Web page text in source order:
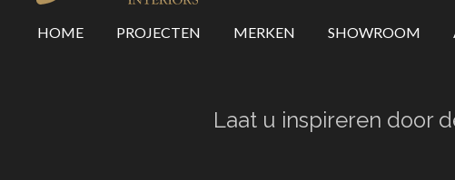
HOME PROJECTEN MERKEN SHOWROOM
Laat u inspireren door